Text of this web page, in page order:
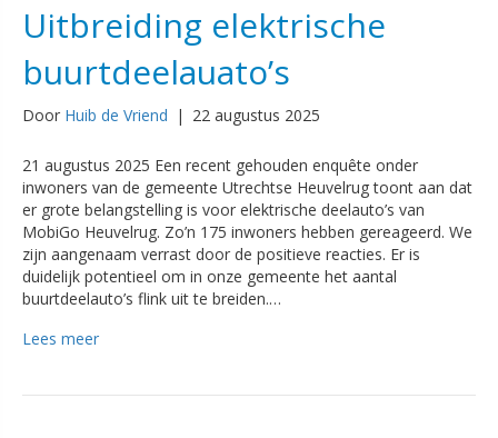
Uitbreiding elektrische
buurtdeelauato’s
Door Huib de Vriend | 22 augustus 2025
21 augustus 2025 Een recent gehouden enquête onder
inwoners van de gemeente Utrechtse Heuvelrug toont aan dat
er grote belangstelling is voor elektrische deelauto’s van
MobiGo Heuvelrug. Zo’n 175 inwoners hebben gereageerd. We
zijn aangenaam verrast door de positieve reacties. Er is
duidelijk potentieel om in onze gemeente het aantal
buurtdeelauto’s flink uit te breiden.…
Lees meer